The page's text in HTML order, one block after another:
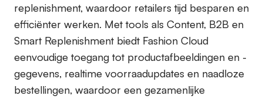
replenishment, waardoor retailers tijd besparen en
efficiënter werken. Met tools als Content, B2B en
Smart Replenishment biedt Fashion Cloud
eenvoudige toegang tot productafbeeldingen en -
gegevens, realtime voorraadupdates en naadloze
bestellingen, waardoor een gezamenlijke